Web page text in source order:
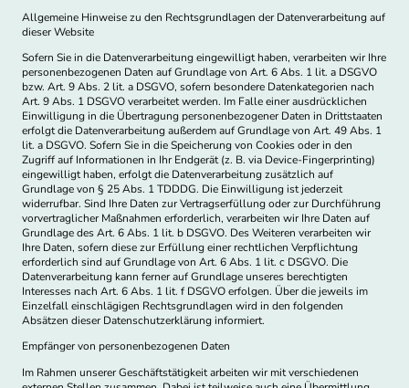
Allgemeine Hinweise zu den Rechtsgrundlagen der Datenverarbeitung auf
dieser Website
Sofern Sie in die Datenverarbeitung eingewilligt haben, verarbeiten wir Ihre
personenbezogenen Daten auf Grundlage von Art. 6 Abs. 1 lit. a DSGVO
bzw. Art. 9 Abs. 2 lit. a DSGVO, sofern besondere Datenkategorien nach
Art. 9 Abs. 1 DSGVO verarbeitet werden. Im Falle einer ausdrücklichen
Einwilligung in die Übertragung personenbezogener Daten in Drittstaaten
erfolgt die Datenverarbeitung außerdem auf Grundlage von Art. 49 Abs. 1
lit. a DSGVO. Sofern Sie in die Speicherung von Cookies oder in den
Zugriff auf Informationen in Ihr Endgerät (z. B. via Device-Fingerprinting)
eingewilligt haben, erfolgt die Datenverarbeitung zusätzlich auf
Grundlage von § 25 Abs. 1 TDDDG. Die Einwilligung ist jederzeit
widerrufbar. Sind Ihre Daten zur Vertragserfüllung oder zur Durchführung
vorvertraglicher Maßnahmen erforderlich, verarbeiten wir Ihre Daten auf
Grundlage des Art. 6 Abs. 1 lit. b DSGVO. Des Weiteren verarbeiten wir
Ihre Daten, sofern diese zur Erfüllung einer rechtlichen Verpflichtung
erforderlich sind auf Grundlage von Art. 6 Abs. 1 lit. c DSGVO. Die
Datenverarbeitung kann ferner auf Grundlage unseres berechtigten
Interesses nach Art. 6 Abs. 1 lit. f DSGVO erfolgen. Über die jeweils im
Einzelfall einschlägigen Rechtsgrundlagen wird in den folgenden
Absätzen dieser Datenschutzerklärung informiert.
Empfänger von personenbezogenen Daten
Im Rahmen unserer Geschäftstätigkeit arbeiten wir mit verschiedenen